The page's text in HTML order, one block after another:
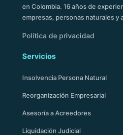
en Colombia. 16 años de
empresas, personas naturales y
Política de privacidad
Servicios
Insolvencia Persona Natural
Reorganización Empresarial
Asesoría a Acreedores
Liquidación Judicial